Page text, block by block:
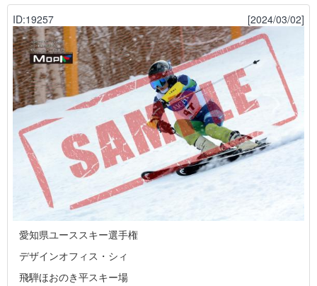
ID:19257 [2024/03/02]
愛知県ユーススキー選手権
デザインオフィス・シィ
飛騨ほおのき平スキー場